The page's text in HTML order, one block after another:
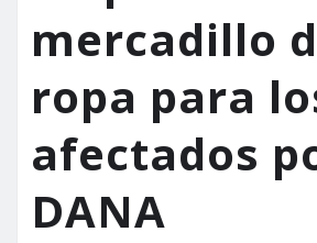
mercadillo
ropa para
afectados
DANA